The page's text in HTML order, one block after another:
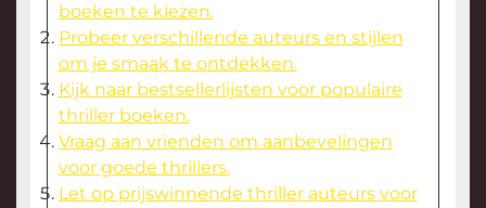
boeken te kiezen.
Probeer verschillende auteurs en stijlen
om je smaak te ontdekken.
Kijk naar bestsellerlijsten voor populaire
thriller boeken.
Vraag aan vrienden om aanbevelingen
voor goede thrillers.
Let op prijswinnende thriller auteurs voor